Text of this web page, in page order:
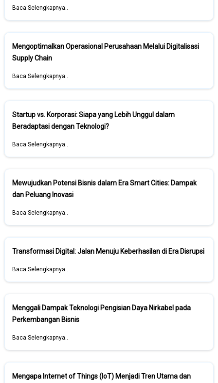
Baca Selengkapnya..
Mengoptimalkan Operasional Perusahaan Melalui Digitalisasi
Supply Chain
Baca Selengkapnya..
Startup vs. Korporasi: Siapa yang Lebih Unggul dalam
Beradaptasi dengan Teknologi?
Baca Selengkapnya..
Mewujudkan Potensi Bisnis dalam Era Smart Cities: Dampak
dan Peluang Inovasi
Baca Selengkapnya..
Transformasi Digital: Jalan Menuju Keberhasilan di Era Disrupsi
Baca Selengkapnya..
Menggali Dampak Teknologi Pengisian Daya Nirkabel pada
Perkembangan Bisnis
Baca Selengkapnya..
Mengapa Internet of Things (IoT) Menjadi Tren Utama dan